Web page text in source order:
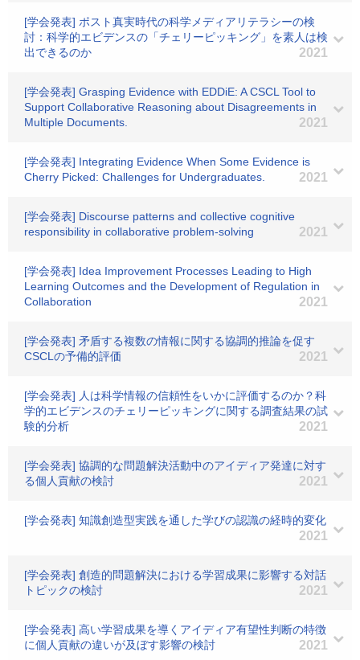
[学会発表] ポスト真実時代の科学メディアリテラシーの検
討：科学的エビデンスの「チェリーピッキング」を素人は検
出できるのか
2021
[学会発表] Grasping Evidence with EDDiE: A CSCL Tool to
Support Collaborative Reasoning about Disagreements in
Multiple Documents.
2021
[学会発表] Integrating Evidence When Some Evidence is
Cherry Picked: Challenges for Undergraduates.
2021
[学会発表] Discourse patterns and collective cognitive
responsibility in collaborative problem-solving
2021
[学会発表] Idea Improvement Processes Leading to High
Learning Outcomes and the Development of Regulation in
Collaboration
2021
[学会発表] 矛盾する複数の情報に関する協調的推論を促す
CSCLの予備的評価
2021
[学会発表] 人は科学情報の信頼性をいかに評価するのか？科
学的エビデンスのチェリーピッキングに関する調査結果の試
験的分析
2021
[学会発表] 協調的な問題解決活動中のアイディア発達に対す
る個人貢献の検討
2021
[学会発表] 知識創造型実践を通した学びの認識の経時的変化
2021
[学会発表] 創造的問題解決における学習成果に影響する対話
トピックの検討
2021
[学会発表] 高い学習成果を導くアイディア有望性判断の特徴
に個人貢献の違いが及ぼす影響の検討
2021